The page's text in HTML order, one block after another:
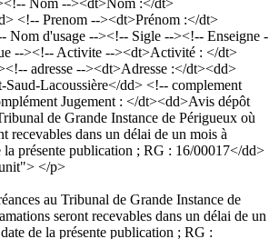
<!-- Prenom --><dt>Prénom :</dt>
Nom d'usage --><!-- Sigle --><!-- Enseigne -
--><!-- Activite --><dt>Activité : </dt>
adresse --><dt>Adresse :</dt><dd>
Saud-Lacoussière</dd> <!-- complement
Jugement : </dt><dd>Avis dépôt
de Grande Instance de Périgueux où
recevables dans un délai de un mois à
la présente publication ; RG : 16/00017</dd>
</p>
au Tribunal de Grande Instance de
seront recevables dans un délai de un
de la présente publication ; RG :